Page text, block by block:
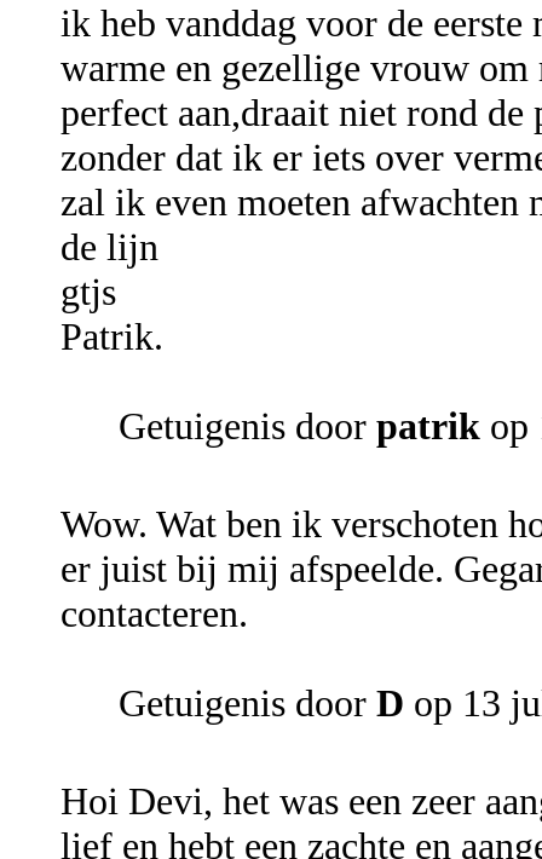
ik heb vanddag voor de
warme en gezellige vrouw om
perfect aan,draait niet rond
zonder dat ik er iets over
zal ik even moeten afwachten
de lijn
gtjs
Patrik.
Getuigenis door patrik op
Wow. Wat ben ik verschoten
er juist bij mij afspeelde.
contacteren.
Getuigenis door D op 13
Hoi Devi, het was een zeer
lief en hebt een zachte en